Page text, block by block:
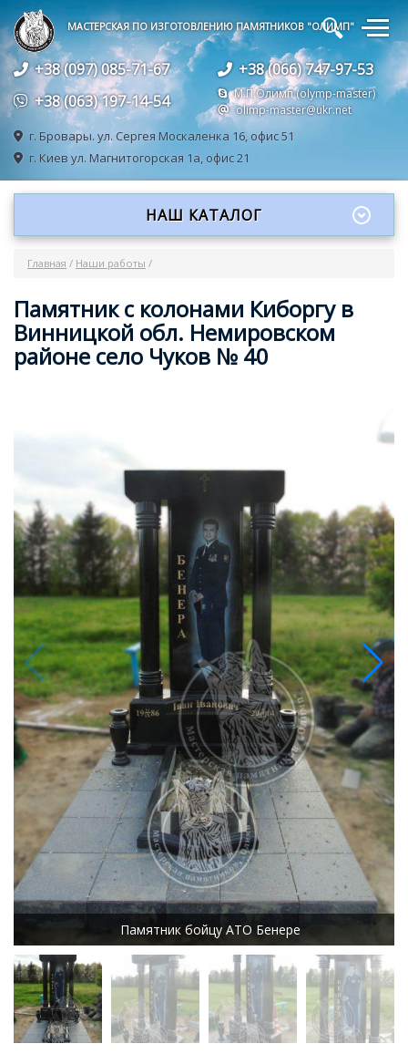
🔍
МАСТЕРСКАЯ ПО ИЗГОТОВЛЕНИЮ ПАМЯТНИКОВ "ОЛИМП"
+38 (097) 085-71-67
+38 (063) 197-14-54
+38 (066) 747-97-53
М.П.Олимп (olymp-master)
olimp-master@ukr.net
г. Бровары. ул. Сергея Москаленка 16, офис 51
г. Киев ул. Магнитогорская 1а, офис 21
Главная / Наши работы /
Памятник с колонами Киборгу в
Винницкой обл. Немировском
районе село Чуков № 40
Памятник бойцу АТО Бенере
НАШ КАТАЛОГ